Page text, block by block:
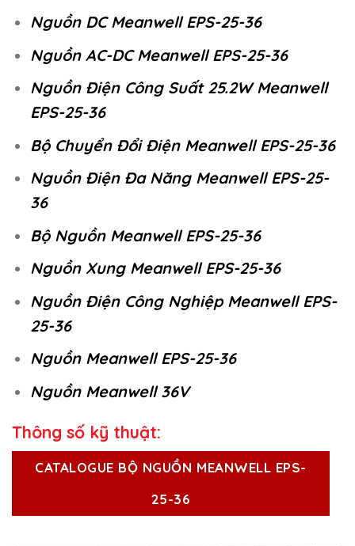
Nguồn DC Meanwell EPS-25-36
Nguồn AC-DC Meanwell EPS-25-36
Nguồn Điện Công Suất 25.2W Meanwell
EPS-25-36
Bộ Chuyển Đổi Điện Meanwell EPS-25-36
Nguồn Điện Đa Năng Meanwell EPS-25-
36
Bộ Nguồn Meanwell EPS-25-36
Nguồn Xung Meanwell EPS-25-36
Nguồn Điện Công Nghiệp Meanwell EPS-
25-36
Nguồn Meanwell EPS-25-36
Nguồn Meanwell 36V
Thông số kỹ thuật:
CATALOGUE BỘ NGUỒN MEANWELL EPS-
25-36